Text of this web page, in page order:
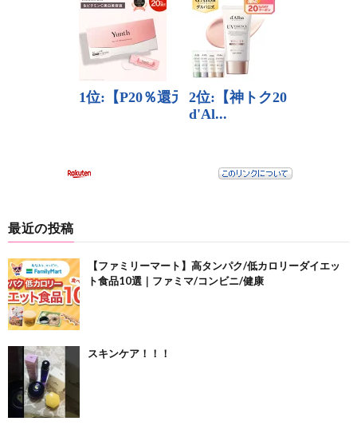
最近の投稿
【ファミリーマート】高タンパク/低カロリーダイエッ
ト食品10選｜ファミマ/コンビニ/健康
スキンケア！！！